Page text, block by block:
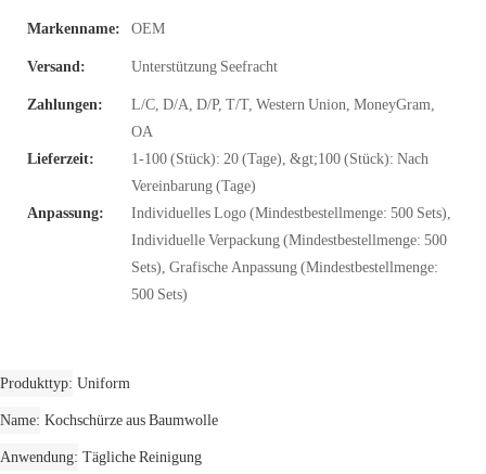
Markenname: OEM
Versand: Unterstützung Seefracht
Zahlungen:
L/C, D/A, D/P, T/T, Western Union, MoneyGram,
OA
Lieferzeit:
1-100 (Stück): 20 (Tage), &gt;100 (Stück): Nach
Vereinbarung (Tage)
Anpassung:
Individuelles Logo (Mindestbestellmenge: 500 Sets),
Individuelle Verpackung (Mindestbestellmenge: 500
Sets), Grafische Anpassung (Mindestbestellmenge:
500 Sets)
Produkttyp Uniform
Name Kochschürze aus Baumwolle
Anwendung Tägliche Reinigung